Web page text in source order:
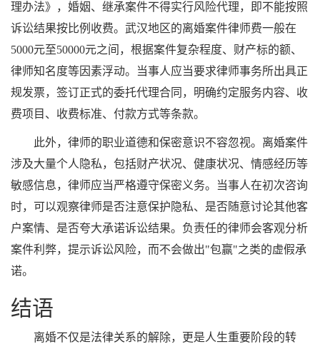
理办法》，婚姻、继承案件不得实行风险代理，即不能按照
诉讼结果按比例收费。武汉地区的离婚案件律师费一般在
5000元至50000元之间，根据案件复杂程度、财产标的额、
律师知名度等因素浮动。当事人应当要求律师事务所出具正
规发票，签订正式的委托代理合同，明确约定服务内容、收
费项目、收费标准、付款方式等条款。
此外，律师的职业道德和保密意识不容忽视。离婚案件
涉及大量个人隐私，包括财产状况、健康状况、情感经历等
敏感信息，律师应当严格遵守保密义务。当事人在初次咨询
时，可以观察律师是否注意保护隐私、是否随意讨论其他客
户案情、是否夸大承诺诉讼结果。负责任的律师会客观分析
案件利弊，提示诉讼风险，而不会做出"包赢"之类的虚假承
诺。
结语
离婚不仅是法律关系的解除，更是人生重要阶段的转